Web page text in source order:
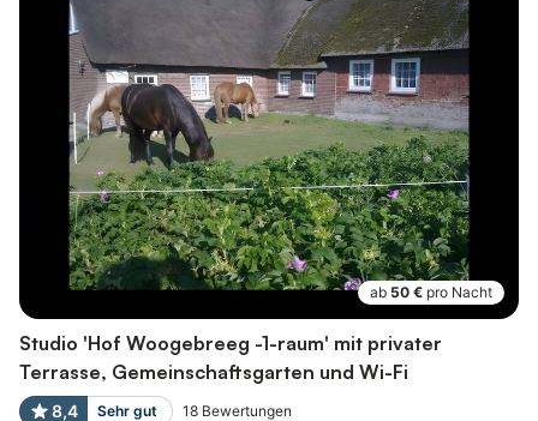
ab 50 € pro Nacht
Studio 'Hof Woogebreeg -1-raum' mit privater
Terrasse, Gemeinschaftsgarten und Wi-Fi
8,4 Sehr gut 18 Bewertungen